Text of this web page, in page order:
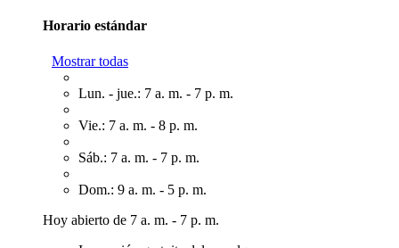
Horario estándar
Mostrar todas
Lun. - jue.: 7 a. m. - 7 p. m.
Vie.: 7 a. m. - 8 p. m.
Sáb.: 7 a. m. - 7 p. m.
Dom.: 9 a. m. - 5 p. m.
Hoy abierto de 7 a. m. - 7 p. m.